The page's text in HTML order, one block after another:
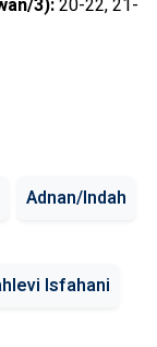
3):20-22, 21-
Adnan/Indah
Isfahani